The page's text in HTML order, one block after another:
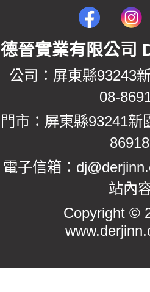
德晉實業有限公
公司：屏東縣93243
08-
門市：屏東縣93241
電子信箱：
站內
Copyright ©